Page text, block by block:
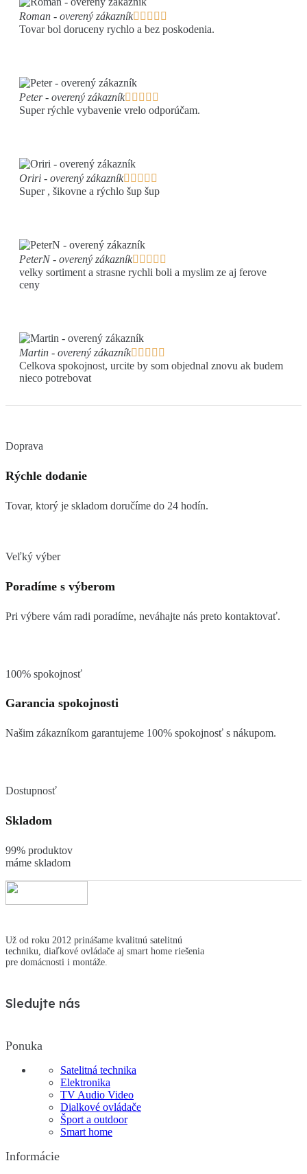
Roman - overený zákazník    
Tovar bol doruceny rychlo a bez poskodenia.
Peter - overený zákazník    
Super rýchle vybavenie vrelo odporúčam.
Oriri - overený zákazník    
Super , šikovne a rýchlo šup šup
PeterN - overený zákazník    
velky sortiment a strasne rychli boli a myslim ze aj ferove
ceny
Martin - overený zákazník    
Celkova spokojnost, urcite by som objednal znovu ak budem
nieco potrebovat
Doprava
Rýchle dodanie
Tovar, ktorý je skladom doručíme do 24 hodín.
Veľký výber
Poradíme s výberom
Pri výbere vám radi poradíme, neváhajte nás preto kontaktovať.
100% spokojnosť
Garancia spokojnosti
Našim zákazníkom garantujeme 100% spokojnosť s nákupom.
Dostupnosť
Skladom
99% produktov
máme skladom
Už od roku 2012 prinášame kvalitnú satelitnú
techniku, diaľkové ovládače aj smart home riešenia
pre domácnosti i montáže.
Sledujte nás
Ponuka
Satelitná technika
Elektronika
TV Audio Video
Dialkové ovládače
Šport a outdoor
Smart home
Informácie